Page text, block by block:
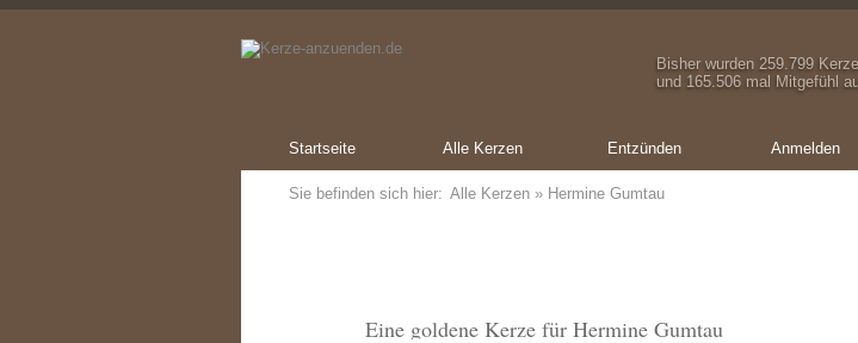
Bisher wurden 259.799
und 165.506 mal Mitgefühl
Startseite Alle Kerzen Entzünden Anmelden
Sie befinden sich hier: Alle Kerzen » Hermine Gumtau
Eine goldene Kerze für Hermine Gumtau